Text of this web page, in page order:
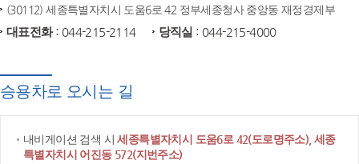
(30112) 세종특별자치시 도움6로 42 정부세종청사 중앙동 재정경제부
대표전화: 044-215-2114 당직실 : 044-215-4000
승용차로 오시는 길
내비게이션 검색 시세종특별자치시 도움6로 42(도로명주소), 세종
특별자치시 어진동 572(지번주소)